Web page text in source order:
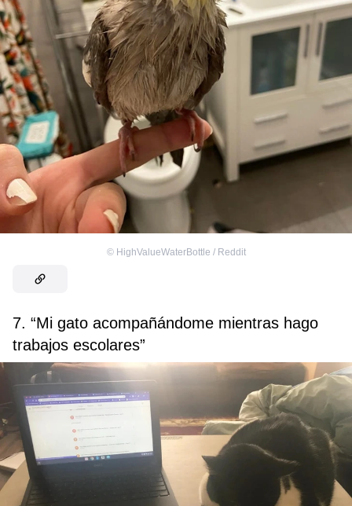
© HighValueWaterBottle / Reddit
7. “Mi gato acompañándome mientras hago
trabajos escolares”